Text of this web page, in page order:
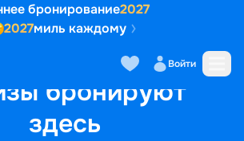
бронирование2027
2027миль каждому
Войти
бронируют
здесь